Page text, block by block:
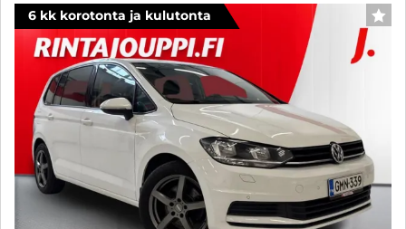
6 kk korotonta ja kulutonta